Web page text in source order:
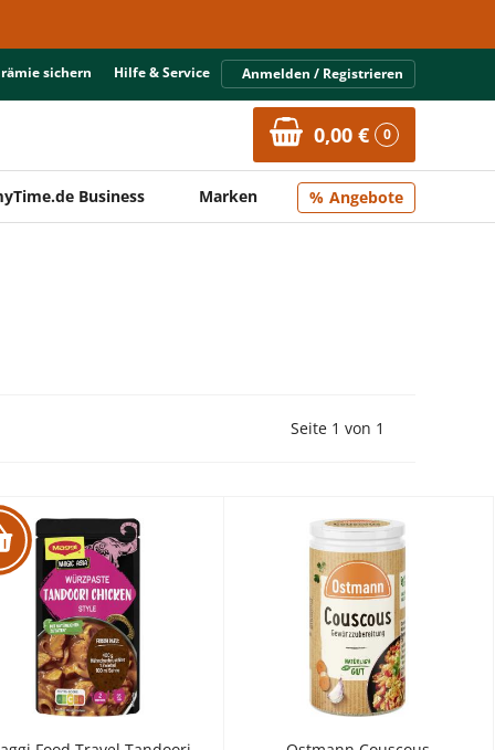
sichern Hilfe & Service Anmelden / Registrieren
0,00 € 0
Business Marken Angebote
Vorherige Seite
Seite 1 von 1